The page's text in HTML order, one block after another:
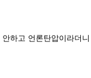
하고 언론탄압이라더니